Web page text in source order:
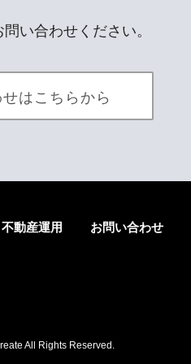
い合わせください。
はこちらから
不動産運用 お問い合わせ
All Rights Reserved.